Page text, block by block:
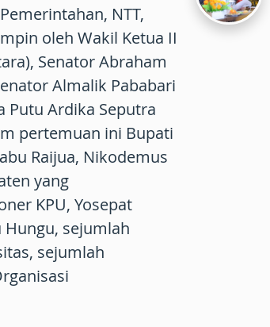
NTT,
oleh Wakil Ketua II
Senator Abraham
Almalik Pababari
Putu Ardika Seputra
pertemuan ini Bupati
Raijua, Nikodemus
yang
KPU, Yosepat
Hungu, sejumlah
sejumlah